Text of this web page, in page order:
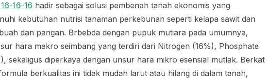
16-16 hadir sebagai solusi pembenah tanah ekonomis yang
kebutuhan nutrisi tanaman perkebunan seperti kelapa sawit dan
dan pangan. Brbebda dengan pupuk mutiara pada umumnya,
hara makro seimbang yang terdiri dari Nitrogen (16%), Phosphate
sekaligus diperkaya dengan unsur hara mikro esensial mutlak. Berkat
berkualitas ini tidak mudah larut atau hilang di dalam tanah,